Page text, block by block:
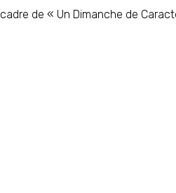
de « Un Dimanche de